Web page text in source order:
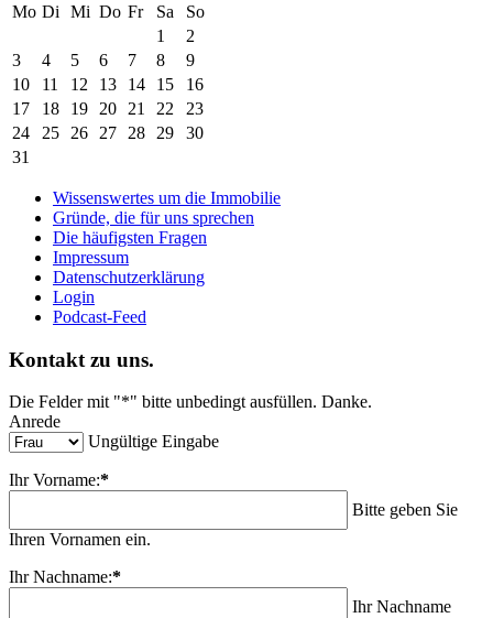
Mo Di Mi Do Fr Sa
So
1
2
3
4 5 6 7 8
9
10
11 12 13 14 15
16
17
18 19 20 21 22
23
24
25 26 27 28 29
30
31
Wissenswertes um die Immobilie
Gründe, die für uns sprechen
Die häufigsten Fragen
Impressum
Datenschutzerklärung
Login
Podcast-Feed
Kontakt zu uns.
Die Felder mit "*" bitte unbedingt ausfüllen. Danke.
Anrede
Ungültige Eingabe
Ihr Vorname:*
Bitte geben Sie
Ihren Vornamen ein.
Ihr Nachname:*
Ihr Nachname